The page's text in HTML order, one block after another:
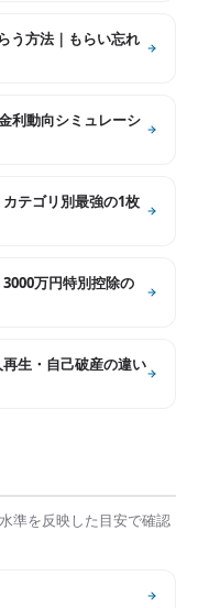
う方法｜もらい忘れ
利動向シミュレーシ
テゴリ別最強の1枚
万円特別控除の
生・自己破産の違い
準を反映した目安で確認